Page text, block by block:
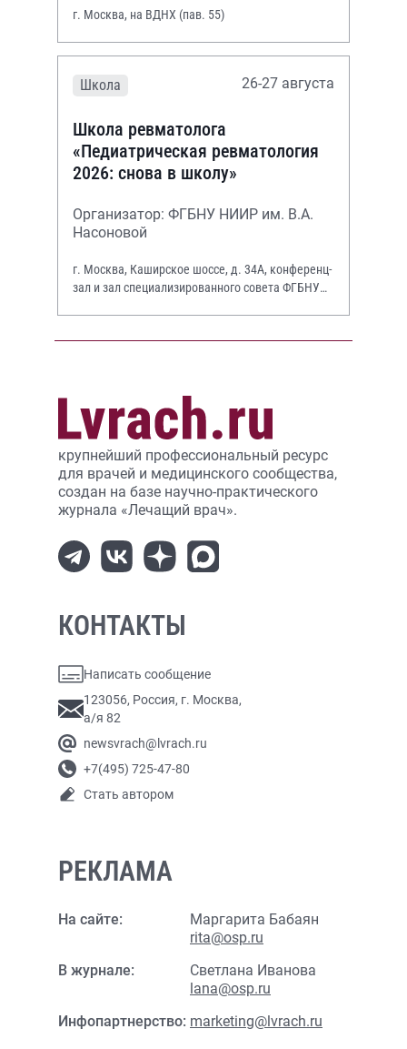
г. Москва, на ВДНХ (пав. 55)
Школа 26-27 августа
Школа ревматолога
«Педиатрическая ревматология
2026: снова в школу»
Организатор: ФГБНУ НИИР им. В.А.
Насоновой
г. Москва, Каширское шоссе, д. 34А, конференц-
зал и зал специализированного совета ФГБНУ
крупнейший профессиональный ресурс
для врачей и медицинского сообщества,
создан на базе научно-практического
журнала «Лечащий врач».
КОНТАКТЫ
Написать сообщение
123056, Россия, г. Москва,
а/я 82
newsvrach@lvrach.ru
+7(495) 725-47-80
Стать автором
РЕКЛАМА
На сайте:
Маргарита Бабаян
rita@osp.ru
В журнале:
Светлана Иванова
lana@osp.ru
Инфопартнерство: marketing@lvrach.ru